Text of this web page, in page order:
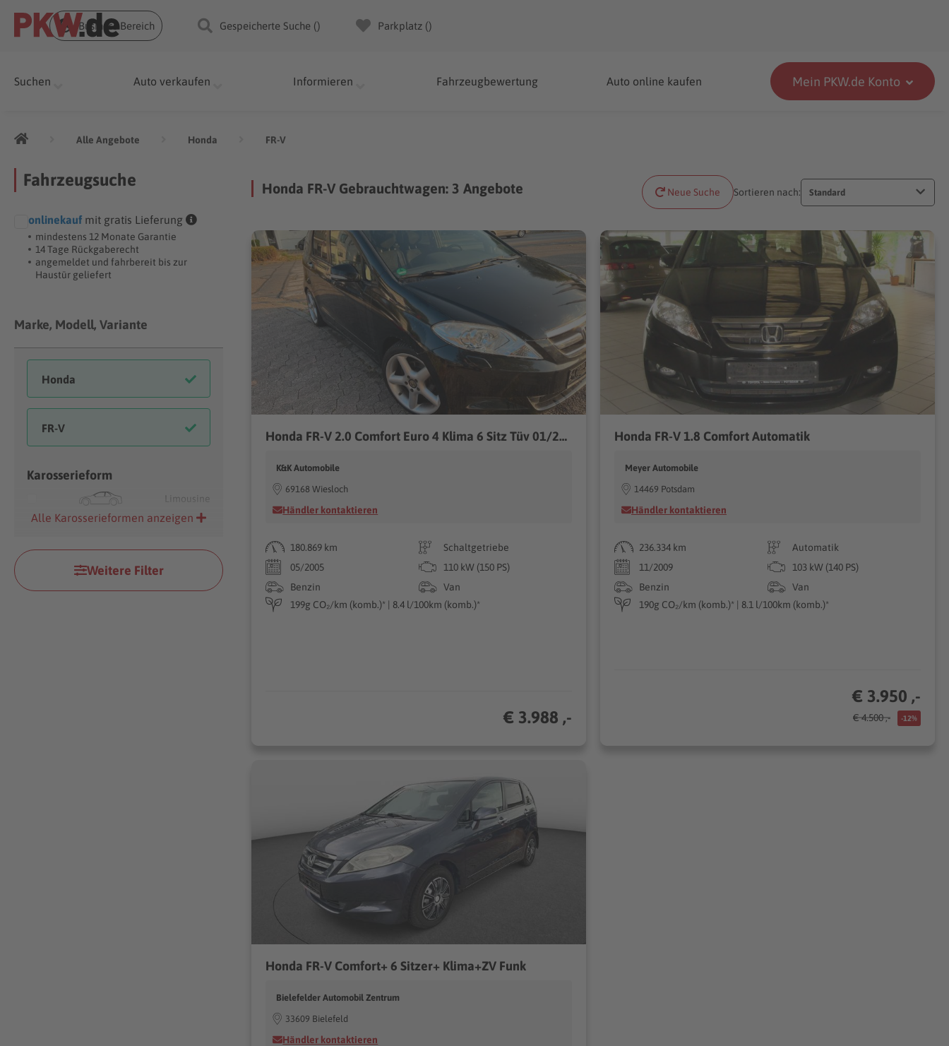
Business Bereich Gespeicherte Suche () Parkplatz ()
Suchen Auto verkaufen Informieren Fahrzeugbewertung Auto online kaufen Mein PKW.de Konto
Alle Angebote Honda FR-V
Fahrzeugsuche
onlinekauf mit gratis Lieferung
mindestens 12 Monate Garantie
14 Tage Rückgaberecht
angemeldet und fahrbereit bis zur
Haustür geliefert
Marke, Modell, Variante
Karosserieform
Limousine
Alle Karosserieformen anzeigen
Weitere Filter
Honda FR-V Gebrauchtwagen: 3 Angebote Neue Suche Sortieren nach: Standard
Honda FR-V 2.0 Comfort Euro 4 Klima 6 Sitz Tüv 01/2027
K&K Automobile
69168 Wiesloch
Händler kontaktieren
180.869 km
Schaltgetriebe
05/2005
110 kW (150 PS)
Benzin
Van
199g CO₂/km (komb.)* | 8.4 l/100km (komb.)*
€ 3.988 ,-
Honda FR-V 1.8 Comfort Automatik
Meyer Automobile
14469 Potsdam
Händler kontaktieren
236.334 km
Automatik
11/2009
103 kW (140 PS)
Benzin
Van
190g CO₂/km (komb.)* | 8.1 l/100km (komb.)*
€ 3.950 ,-
€ 4.500 ,- -12%
Honda FR-V Comfort+ 6 Sitzer+ Klima+ZV Funk
Bielefelder Automobil Zentrum
33609 Bielefeld
Händler kontaktieren